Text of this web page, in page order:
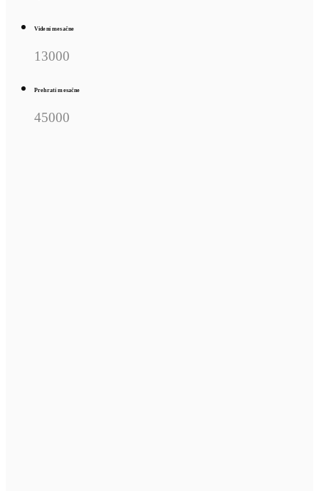
Videní mesačne
13000
Prehratí mesačne
45000